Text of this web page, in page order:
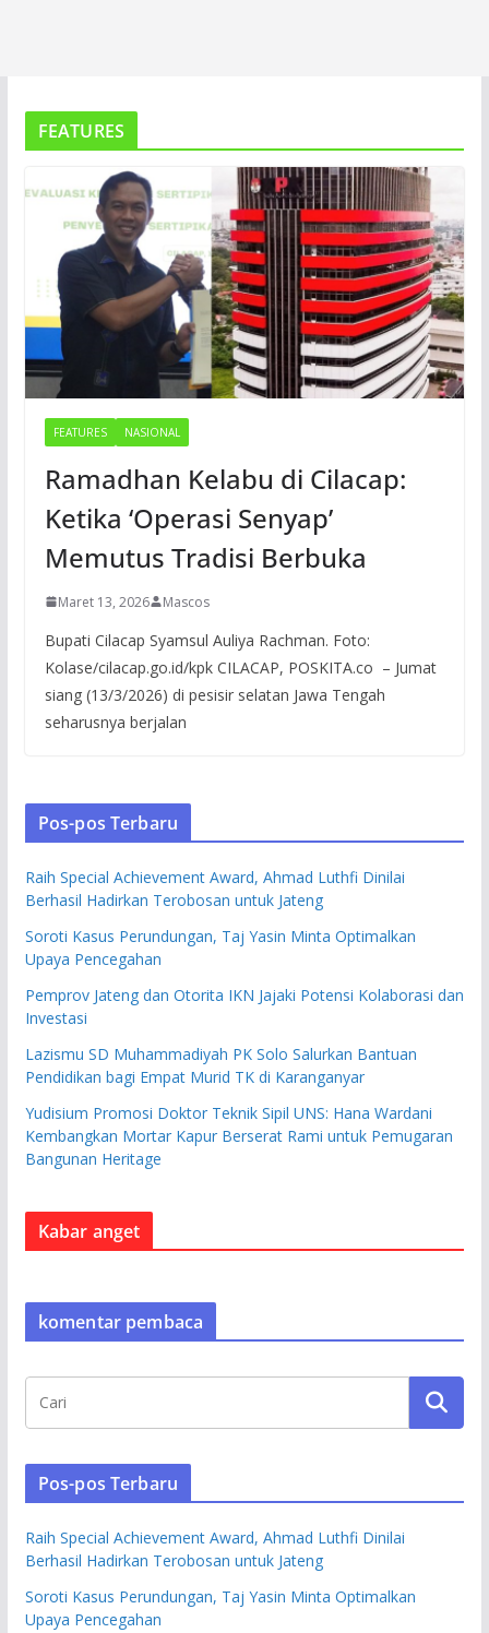
FEATURES
FEATURES NASIONAL
Ramadhan Kelabu di Cilacap:
Ketika ‘Operasi Senyap’
Memutus Tradisi Berbuka
Maret 13, 2026 Mascos
Bupati Cilacap Syamsul Auliya Rachman. Foto:
Kolase/cilacap.go.id/kpk CILACAP, POSKITA.co – Jumat
siang (13/3/2026) di pesisir selatan Jawa Tengah
seharusnya berjalan
Pos-pos Terbaru
Raih Special Achievement Award, Ahmad Luthfi Dinilai
Berhasil Hadirkan Terobosan untuk Jateng
Soroti Kasus Perundungan, Taj Yasin Minta Optimalkan
Upaya Pencegahan
Pemprov Jateng dan Otorita IKN Jajaki Potensi Kolaborasi dan
Investasi
Lazismu SD Muhammadiyah PK Solo Salurkan Bantuan
Pendidikan bagi Empat Murid TK di Karanganyar
Yudisium Promosi Doktor Teknik Sipil UNS: Hana Wardani
Kembangkan Mortar Kapur Berserat Rami untuk Pemugaran
Bangunan Heritage
Kabar anget
komentar pembaca
Pos-pos Terbaru
Raih Special Achievement Award, Ahmad Luthfi Dinilai
Berhasil Hadirkan Terobosan untuk Jateng
Soroti Kasus Perundungan, Taj Yasin Minta Optimalkan
Upaya Pencegahan